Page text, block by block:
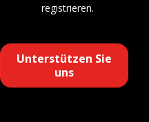
registrieren.
Unterstützen Sie
uns